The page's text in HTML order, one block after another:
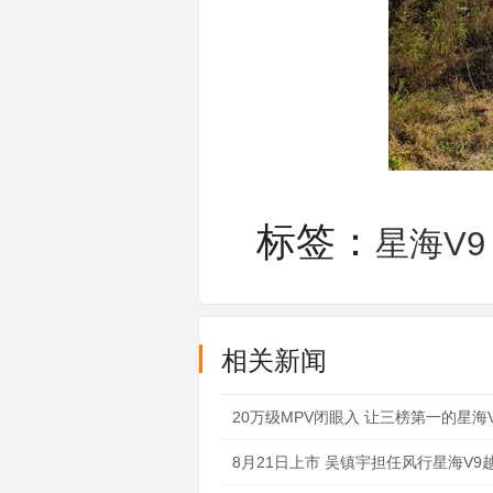
标签： 星海V9
相关新闻
20万级MPV闭眼入 让三榜第一的星海
8月21日上市 吴镇宇担任风行星海V9